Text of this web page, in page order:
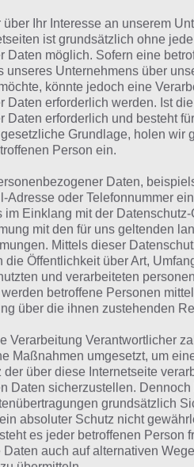
tägliche Rätsel vom
Wort. Wenn du dort aktuell
Lösung?
Jahr 2023: Schau mal, was
war
:4 Bilder 1 Wort Lösungen zu
Ihr Interesse an unserem
ist grundsätzlich ohne
Daten möglich. Sofern eine
unseres Unternehmens über
könnte jedoch eine
Daten erforderlich werden. Ist
Daten erforderlich und besteht
Grundlage, holen wir
Person ein.
Daten,
Adresse oder Telefonnummer
im Einklang mit der
mit den für uns geltenden
Mittels dieser
die Öffentlichkeit über Art,
und verarbeiteten
betroffene Personen
über die ihnen zustehenden
Verarbeitung Verantwortlicher
Maßnahmen umgesetzt, um
der über diese Internetseite
Daten sicherzustellen. Dennoch
grundsätzlich
absoluter Schutz nicht
es jeder betroffenen Person
auch auf alternativen